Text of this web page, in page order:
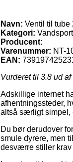
Navn: Ventil til tube
Kategori:
Producent:
Varenummer: NT-
EAN:
Vurderet til 3.8 ud af
Adskillige internet
afhentningssteder,
altså særligt simpel,
Du bør derudover
smule dyrere, men
desværre stiller